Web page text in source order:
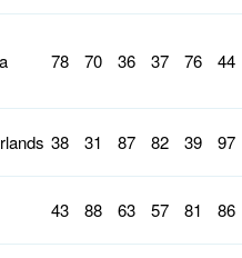
78 70 36 37 76 44
38 31 87 82 39 97
43 88 63 57 81 86